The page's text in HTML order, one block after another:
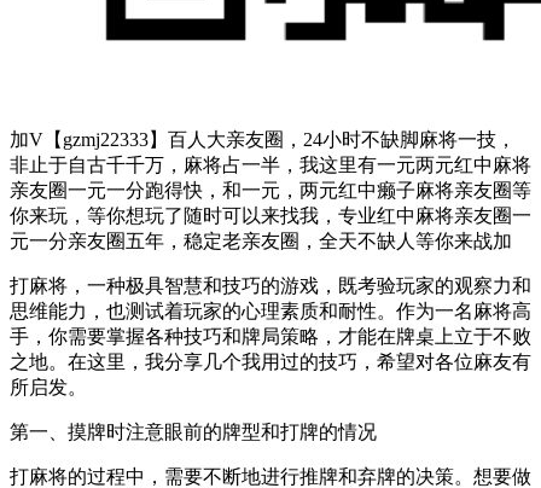
加V【gzmj22333】百人大亲友圈，24小时不缺脚麻将一技，
非止于自古千千万，麻将占一半，我这里有一元两元红中麻将
亲友圈一元一分跑得快，和一元，两元红中癞子麻将亲友圈等
你来玩，等你想玩了随时可以来找我，专业红中麻将亲友圈一
元一分亲友圈五年，稳定老亲友圈，全天不缺人等你来战加
打麻将，一种极具智慧和技巧的游戏，既考验玩家的观察力和
思维能力，也测试着玩家的心理素质和耐性。作为一名麻将高
手，你需要掌握各种技巧和牌局策略，才能在牌桌上立于不败
之地。在这里，我分享几个我用过的技巧，希望对各位麻友有
所启发。
第一、摸牌时注意眼前的牌型和打牌的情况
打麻将的过程中，需要不断地进行推牌和弃牌的决策。想要做